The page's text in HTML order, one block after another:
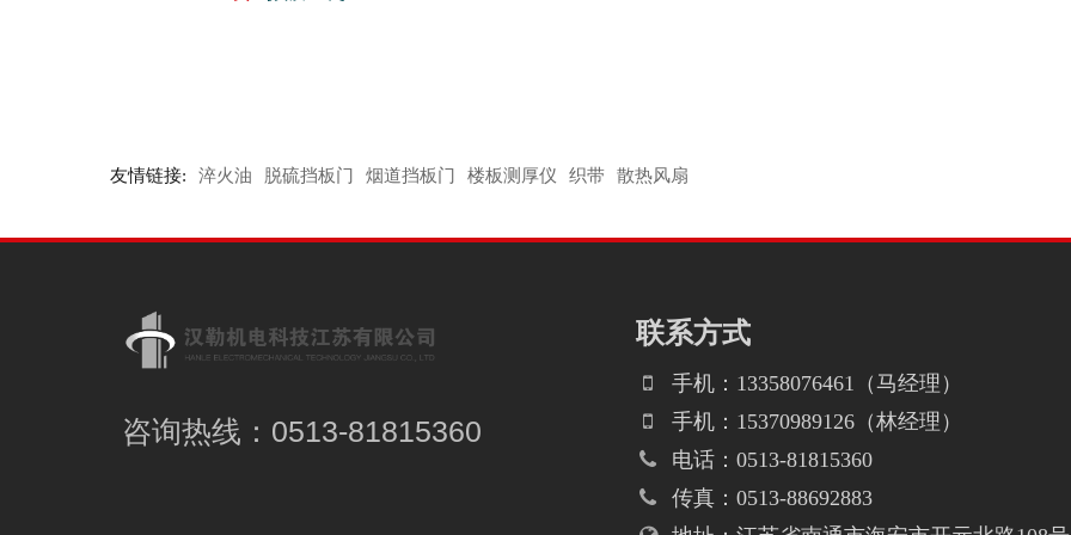
友情链接: 淬火油 脱硫挡板门 烟道挡板门 楼板测厚仪 织带 散热风扇
咨询热线：0513-81815360
联系方式
手机：13358076461（马经理）
手机：15370989126（林经理）
电话：0513-81815360
传真：0513-88692883